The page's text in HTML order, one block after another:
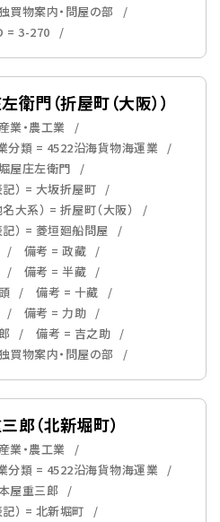
買物案内・問屋の部
= 3-270
衛門（折屋町（大阪））
業・農工業
分類 = 4522沿海貨物海運業
屋庄左衛門
） = 大坂折屋町
大系） = 折屋町（大阪）
） = 菱垣廻船問屋
備考 = 政藏
備考 = 半藏
備考 = 十藏
備考 = 力助
備考 = 吉之助
買物案内・問屋の部
郎（北新堀町）
業・農工業
分類 = 4522沿海貨物海運業
屋重三郎
） = 北新堀町